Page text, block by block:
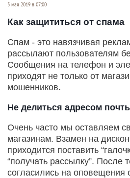
3 мая 2019 в 07:00
Как защититься от спама
Спам - это навязчивая
рассылают пользователям
Сообщения на телефон и
приходят не только от
мошенников.
Не делиться адресом
Очень часто мы оставляем
магазинам. Взамен на
приходится поставить
“получать рассылку”. После
согласились на оповещения